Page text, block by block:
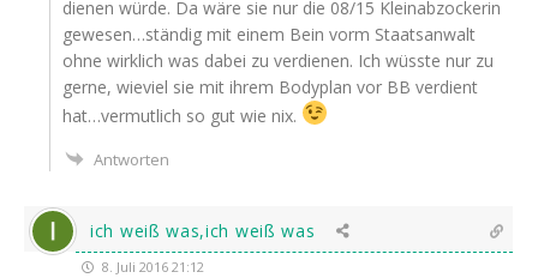
die­nen wür­de. Da wäre sie nur die 08/15 Klein­ab­zo­cke­rin
gewesen…ständig mit einem Bein vorm Staats­an­walt
ohne wirk­lich was dabei zu ver­die­nen. Ich wüss­te nur zu
ger­ne, wie­viel sie mit ihrem Body­plan vor BB ver­dient
hat…vermutlich so gut wie nix.
Antworten
ich weiß was,ich weiß was
8. Juli 2016 21:12